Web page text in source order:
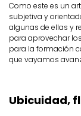
Como este es un
subjetiva y
algunas de ellas y
para aprovechar
para la formación
que vayamos
Ubicuidad,